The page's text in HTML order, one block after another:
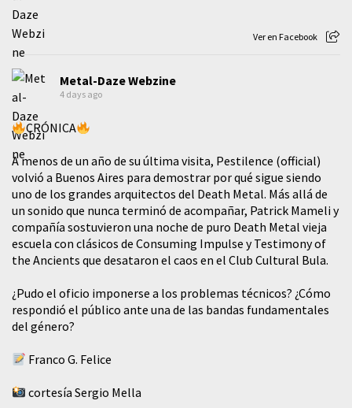
Ver en Facebook
Metal-Daze Webzine
4 days ago
CRÓNICA
A menos de un año de su última visita, Pestilence (official)
volvió a Buenos Aires para demostrar por qué sigue siendo
uno de los grandes arquitectos del Death Metal. Más allá de
un sonido que nunca terminó de acompañar, Patrick Mameli y
compañía sostuvieron una noche de puro Death Metal vieja
escuela con clásicos de Consuming Impulse y Testimony of
the Ancients que desataron el caos en el Club Cultural Bula.
¿Pudo el oficio imponerse a los problemas técnicos? ¿Cómo
respondió el público ante una de las bandas fundamentales
del género?
Franco G. Felice
cortesía Sergio Mella